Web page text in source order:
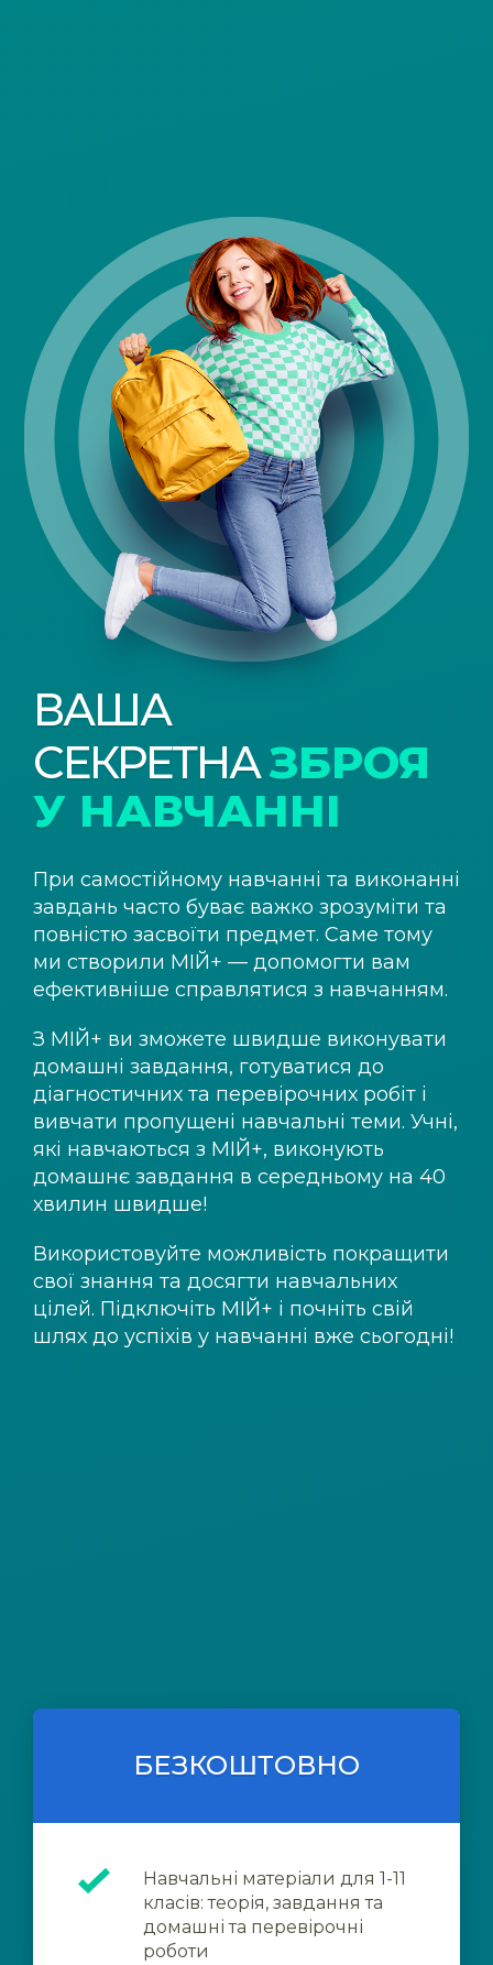
ВАША
СЕКРЕТНАЗБРОЯ
У НАВЧАННІ
При самостійному навчанні та виконанні
завдань часто буває важко зрозуміти та
повністю засвоїти предмет. Саме тому
ми створили МІЙ+ — допомогти вам
ефективніше справлятися з навчанням.
З МІЙ+ ви зможете швидше виконувати
домашні завдання, готуватися до
діагностичних та перевірочних робіт і
вивчати пропущені навчальні теми. Учні,
які навчаються з МІЙ+, виконують
домашнє завдання в середньому на 40
хвилин швидше!
Використовуйте можливість покращити
свої знання та досягти навчальних
цілей. Підключіть МІЙ+ і почніть свій
шлях до успіхів у навчанні вже сьогодні!
БЕЗКОШТОВНО
Навчальні матеріали для 1-11
класів: теорія, завдання та
домашні та перевірочні
роботи